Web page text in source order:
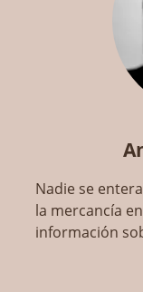
Nadie se
la mercancía
información